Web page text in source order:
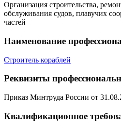
Организация строительства,
обслуживания судов, плавучих
частей
Наименование
Строитель кораблей
Реквизиты
Приказ Минтруда России от
Квалификационное